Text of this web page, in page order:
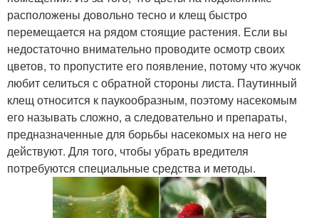
расположены довольно тесно и клещ быстро
перемещается на рядом стоящие растения. Если вы
недостаточно внимательно проводите осмотр своих
цветов, то пропустите его появление, потому что жучок
любит селиться с обратной стороны листа. Паутинный
клещ относится к паукообразным, поэтому насекомым
его называть сложно, а следовательно и препараты,
предназначенные для борьбы насекомых на него не
действуют. Для того, чтобы убрать вредителя
потребуются специальные средства и методы.